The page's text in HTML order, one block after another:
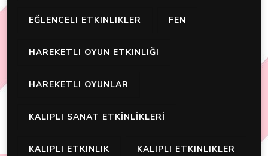
EĞLENCELI ETKINLIKLER FEN
HAREKETLI OYUN ETKINLIĞI
HAREKETLI OYUNLAR
KALIPLI SANAT ETKİNLİKLERİ
KALIPLI ETKINLIK KALIPLI ETKINLIKLER